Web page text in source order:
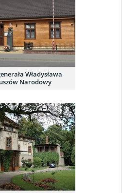
Władysława
Narodowy